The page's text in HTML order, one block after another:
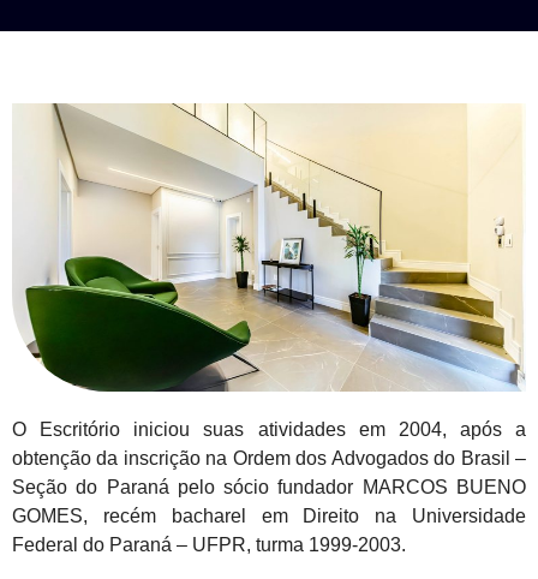
O Escritório iniciou suas atividades em 2004, após a
obtenção da inscrição na Ordem dos Advogados do Brasil –
Seção do Paraná pelo sócio fundador MARCOS BUENO
GOMES, recém bacharel em Direito na Universidade
Federal do Paraná – UFPR, turma 1999-2003.